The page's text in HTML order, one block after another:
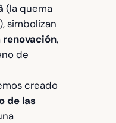
(la quema
simbolizan
renovación,
de
creado
de las